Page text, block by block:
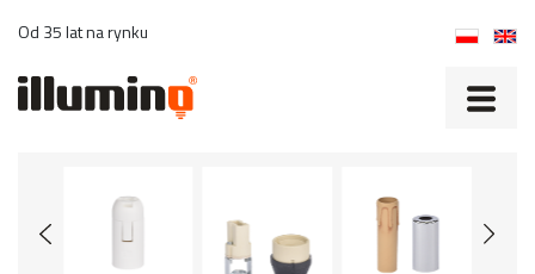
Od 35 lat na rynku